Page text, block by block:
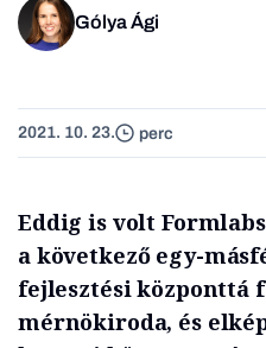
Gólya Ági
2021. 10. 23. perc
Eddig is volt
a következő egy-
fejlesztési központtá
mérnökiroda, és